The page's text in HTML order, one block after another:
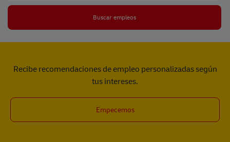
Buscar empleos
Recibe recomendaciones de empleo personalizadas según
tus intereses.
Empecemos